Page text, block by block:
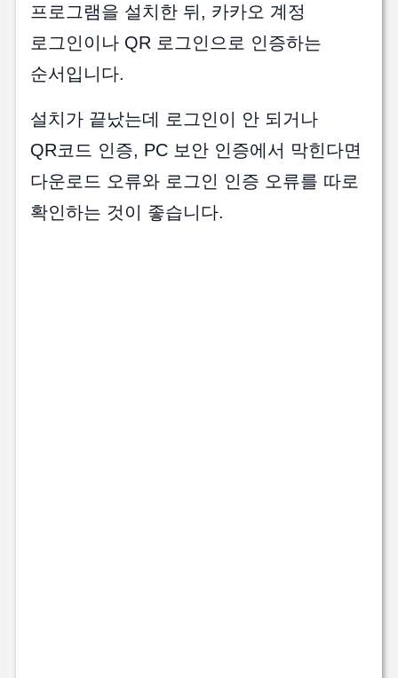
프로그램을 설치한 뒤, 카카오 계정
로그인이나 QR 로그인으로 인증하는
순서입니다.
설치가 끝났는데 로그인이 안 되거나
QR코드 인증, PC 보안 인증에서 막힌다면
다운로드 오류와 로그인 인증 오류를 따로
확인하는 것이 좋습니다.